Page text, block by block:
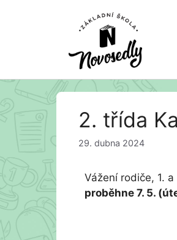
2. třída
29. dubna 2024
Vážení rodiče, 1.
proběhne 7. 5.